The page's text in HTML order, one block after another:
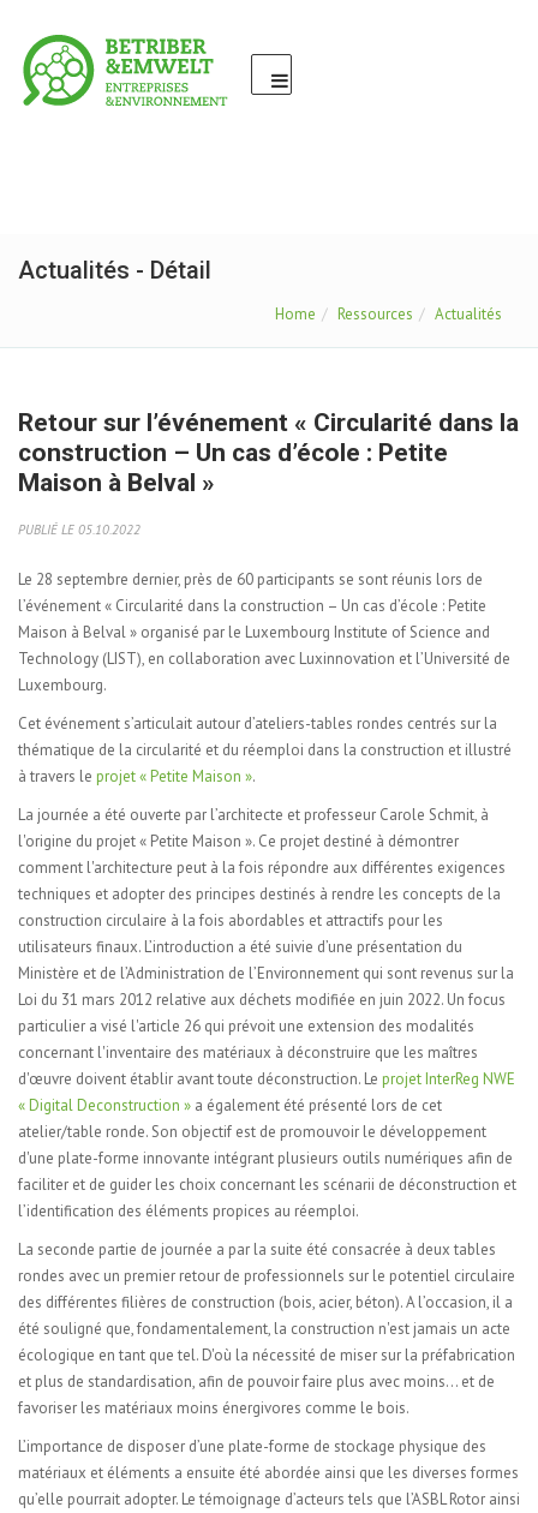
Actualités - Détail
Home Ressources Actualités
Retour sur l’événement « Circularité dans la
construction – Un cas d’école : Petite
Maison à Belval »
PUBLIÉ LE 05.10.2022
Le 28 septembre dernier, près de 60 participants se sont réunis lors de
l’événement « Circularité dans la construction – Un cas d’école : Petite
Maison à Belval » organisé par le Luxembourg Institute of Science and
Technology (LIST), en collaboration avec Luxinnovation et l’Université de
Luxembourg.
Cet événement s’articulait autour d’ateliers-tables rondes centrés sur la
thématique de la circularité et du réemploi dans la construction et illustré
à travers le projet « Petite Maison ».
La journée a été ouverte par l’architecte et professeur Carole Schmit, à
l'origine du projet « Petite Maison ». Ce projet destiné à démontrer
comment l'architecture peut à la fois répondre aux différentes exigences
techniques et adopter des principes destinés à rendre les concepts de la
construction circulaire à la fois abordables et attractifs pour les
utilisateurs finaux. L’introduction a été suivie d’une présentation du
Ministère et de l’Administration de l’Environnement qui sont revenus sur la
Loi du 31 mars 2012 relative aux déchets modifiée en juin 2022. Un focus
particulier a visé l'article 26 qui prévoit une extension des modalités
concernant l'inventaire des matériaux à déconstruire que les maîtres
d'œuvre doivent établir avant toute déconstruction. Le projet InterReg NWE
« Digital Deconstruction » a également été présenté lors de cet
atelier/table ronde. Son objectif est de promouvoir le développement
d'une plate-forme innovante intégrant plusieurs outils numériques afin de
faciliter et de guider les choix concernant les scénarii de déconstruction et
l’identification des éléments propices au réemploi.
La seconde partie de journée a par la suite été consacrée à deux tables
rondes avec un premier retour de professionnels sur le potentiel circulaire
des différentes filières de construction (bois, acier, béton). A l’occasion, il a
été souligné que, fondamentalement, la construction n'est jamais un acte
écologique en tant que tel. D'où la nécessité de miser sur la préfabrication
et plus de standardisation, afin de pouvoir faire plus avec moins... et de
favoriser les matériaux moins énergivores comme le bois.
L’importance de disposer d’une plate-forme de stockage physique des
matériaux et éléments a ensuite été abordée ainsi que les diverses formes
qu’elle pourrait adopter. Le témoignage d’acteurs tels que l’ASBL Rotor ainsi